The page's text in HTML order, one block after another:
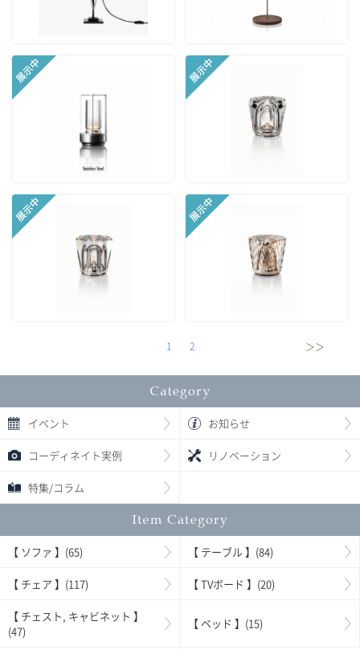
1 2 ＞＞
イベント お知らせ
コーディネイト実例 リノベーション
特集/コラム
【 ソファ 】(65) 【 テーブル 】(84)
【 チェア 】(117) 【 TVボード 】(20)
【 チェスト, キャビネット 】
(47)
【 ベッド 】(15)